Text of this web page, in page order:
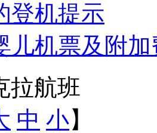
登机提示
儿机票及附
拉航班
中 小】